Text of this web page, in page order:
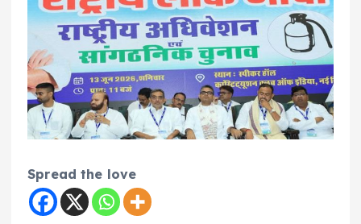
Spread the love